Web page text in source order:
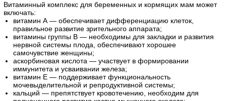
Витаминный комплекс для беременных и кормящих мам может
включать:
витамин А — обеспечивает дифференциацию клеток,
правильное развитие зрительного аппарата;
витамины группы В — необходимы для закладки и развития
нервной системы плода, обеспечивают хорошее
самочувствие женщины;
аскорбиновая кислота — участвует в формировании
иммунитета и усваивании железа;
витамин Е — поддерживает функциональность
мочевыделительной и репродуктивной системы;
кальций — препятствует кровотечению, необходим для